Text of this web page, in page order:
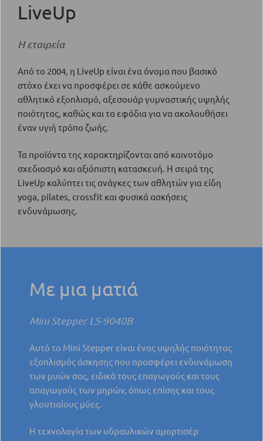
LiveUp
Η εταιρεία
Από το 2004, η LiveUp είναι ένα όνομα που βασικό
στόχο έχει να προσφέρει σε κάθε ασκούμενο
αθλητικό εξοπλισμό, αξεσουάρ γυμναστικής υψηλής
ποιότητας, καθώς και τα εφόδια για να ακολουθήσει
έναν υγιή τρόπο ζωής.
Τα προϊόντα της χαρακτηρίζονται από καινοτόμο
σχεδιασμό και αξιόπιστη κατασκευή. Η σειρά της
LiveUp καλύπτει τις ανάγκες των αθλητών για είδη
yoga, pilates, crossfit και φυσικά ασκήσεις
ενδυνάμωσης.
Με μια ματιά
Mini Stepper LS-9040B
Αυτό το Mini Stepper είναι ένας υψηλής ποιότητας
εξοπλισμός άσκησης που προσφέρει ενδυνάμωση
των μυών σας, ειδικά τους επαγωγούς και τους
απαγωγούς των μηρών, όπως επίσης και τους
γλουτιαίους μύες.
Η τεχνολογία των υδραυλικών αμορτισέρ